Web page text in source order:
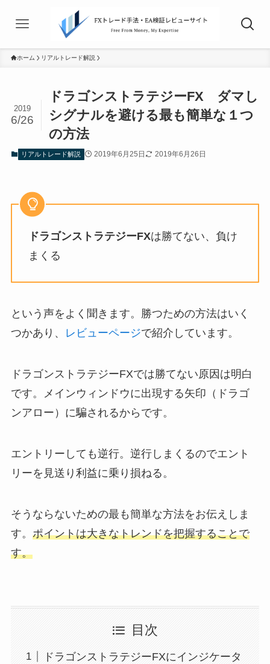
ホーム リアルトレード解説
ドラゴンストラテジーFX ダマし
シグナルを避ける最も簡単な１つ
の方法
2019
6/26
リアルトレード解説 2019年6月25日 2019年6月26日
ドラゴンストラテジーFXは勝てない、負け
まくる
という声をよく聞きます。勝つための方法はいく
つかあり、
レビューページで紹介しています。
ドラゴンストラテジーFXでは勝てない原因は明白
です。メインウィンドウに出現する矢印（ドラゴ
ンアロー）に騙されるからです。
エントリーしても逆行。逆行しまくるのでエント
リーを見送り利益に乗り損ねる。
そうならないための最も簡単な方法をお伝えしま
す。 ポイントは大きなトレンドを把握することで
す。
目次
ドラゴンストラテジーFXにインジケータ